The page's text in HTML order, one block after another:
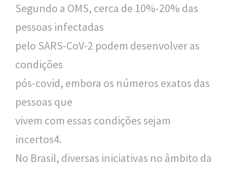
Segundo a OMS, cerca de 10%-20% das
pessoas infectadas
pelo SARS-CoV-2 podem desenvolver as
condições
pós-covid, embora os números exatos das
pessoas que
vivem com essas condições sejam
incertos4.
No Brasil, diversas iniciativas no âmbito da